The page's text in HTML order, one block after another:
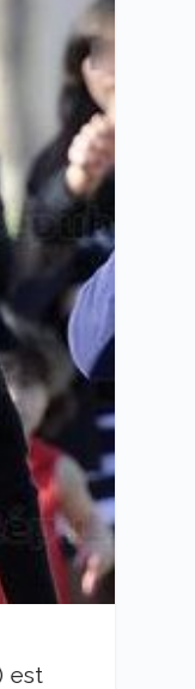
est